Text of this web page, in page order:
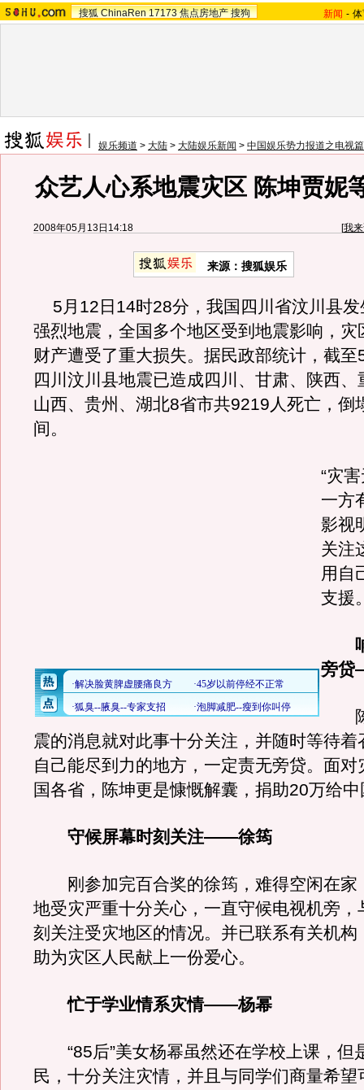
搜狐 ChinaRen 17173 焦点房地产 搜狗 新闻 -
娱乐频道 > 大陆 > 大陆娱乐新闻 > 中国娱乐势力报道之电视篇
众艺人心系地震灾区 陈坤贾妮
2008年05月13日14:18 [我
来源：搜狐娱乐
5月12日14时28分，我国四川省汶川县发
强烈地震，全国多个地区受到地震影响，灾
财产遭受了重大损失。据民政部统计，截
四川汶川县地震已造成四川、甘肃、陕西、
山西、贵州、湖北8省市共9219人死亡，倒
间。
“灾
一方
影视
关注
用自
支援
旁
陈
震的消息就对此事十分关注，并随时等待着
自己能尽到力的地方，一定责无旁贷。面对
国各省，陈坤更是慷慨解囊，捐助20万给
守候屏幕时刻关注——徐筠
刚参加完百合奖的徐筠，难得空闲在家
地受灾严重十分关心，一直守候电视机旁，
刻关注受灾地区的情况。并已联系有关机构
助为灾区人民献上一份爱心。
忙于学业情系灾情——杨幂
“85后”美女杨幂虽然还在学校上课，但
民，十分关注灾情，并且与同学们商量希望